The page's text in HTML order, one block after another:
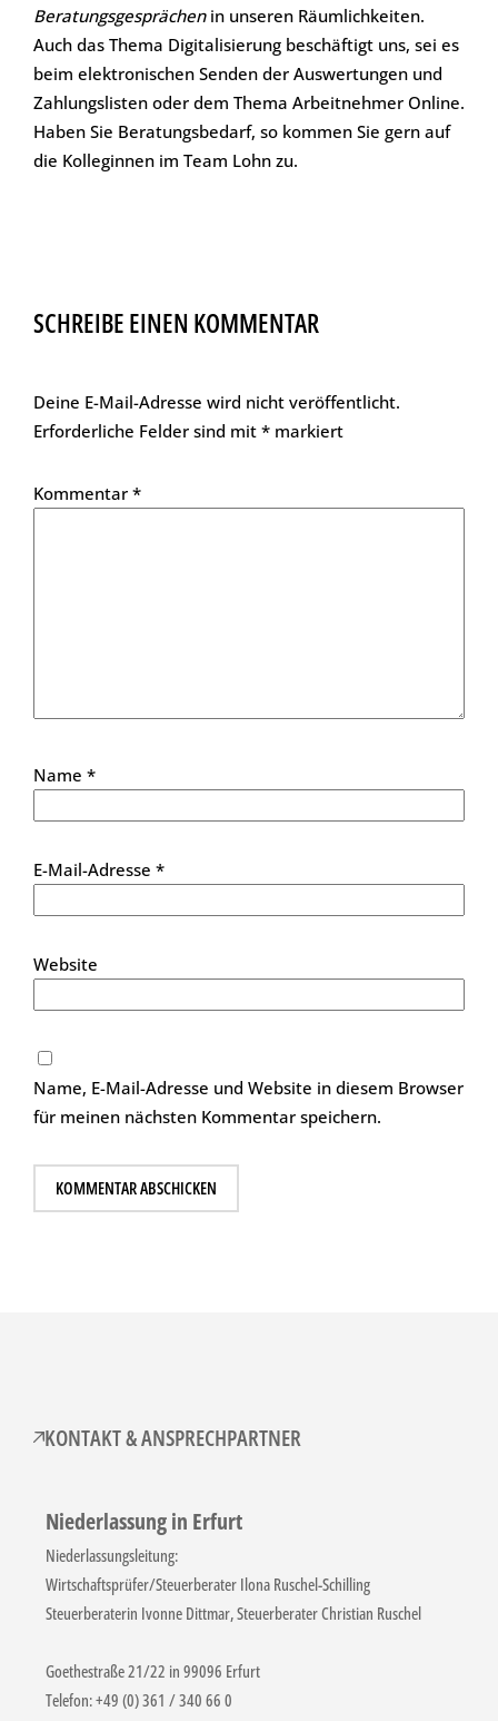
Beratungsgesprächen in unseren Räumlichkeiten.
Auch das Thema Digitalisierung beschäftigt uns, sei es
beim elektronischen Senden der Auswertungen und
Zahlungslisten oder dem Thema Arbeitnehmer Online.
Haben Sie Beratungsbedarf, so kommen Sie gern auf
die Kolleginnen im Team Lohn zu.
SCHREIBE EINEN KOMMENTAR
Deine E-Mail-Adresse wird nicht veröffentlicht.
Erforderliche Felder sind mit * markiert
Kommentar *
Name *
E-Mail-Adresse *
Website
Name, E-Mail-Adresse und Website in diesem Browser
für meinen nächsten Kommentar speichern.
KONTAKT & ANSPRECHPARTNER
Niederlassung in Erfurt
Niederlassungsleitung:
Wirtschaftsprüfer/Steuerberater Ilona Ruschel-Schilling
Steuerberaterin Ivonne Dittmar, Steuerberater Christian Ruschel
Goethestraße 21/22 in 99096 Erfurt
Telefon: +49 (0) 361 / 340 66 0